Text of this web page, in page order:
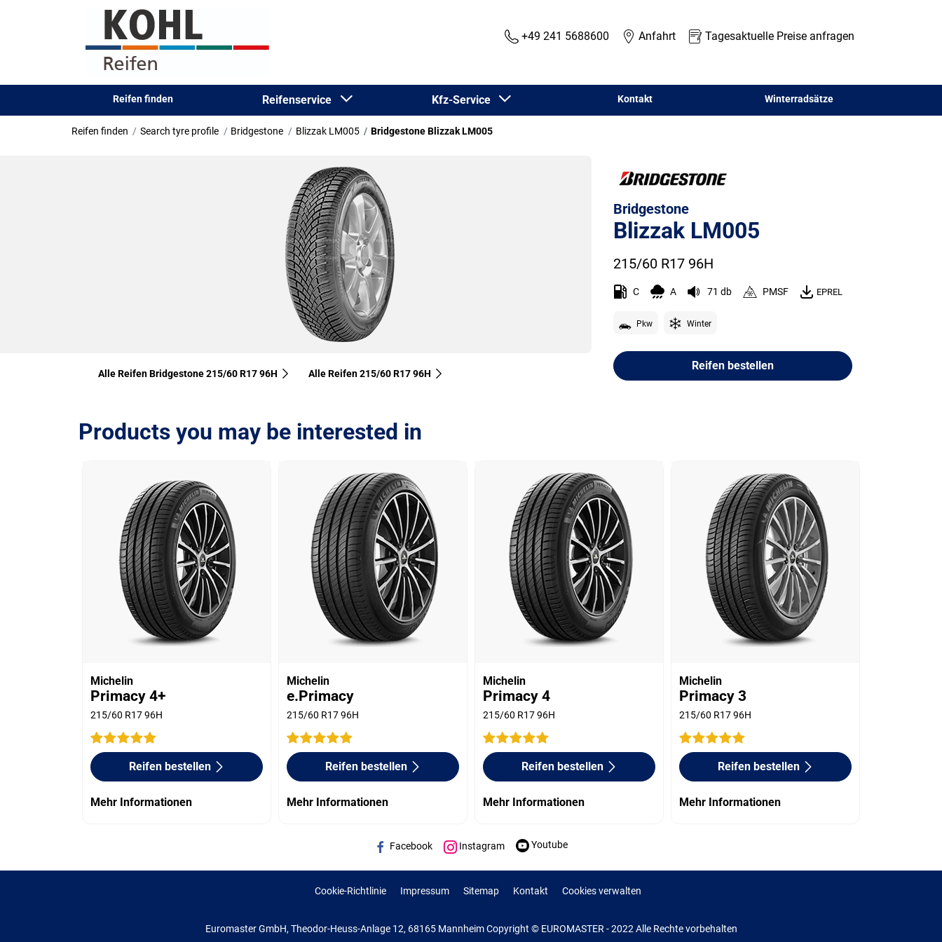
+49 241 5688600 Anfahrt Tagesaktuelle Preise anfragen
Reifen finden Reifenservice Kfz-Service Kontakt Winterradsätze
Reifen finden Search tyre profile Bridgestone Blizzak LM005 Bridgestone Blizzak LM005
Alle Reifen Bridgestone 215/60 R17 96H Alle Reifen‎ 215/60 R17 96H
Bridgestone
Blizzak LM005
215/60 R17 96H
C A 71 db PMSF EPREL
Pkw Winter
Reifen bestellen
Products you may be interested in
Michelin
Primacy 4+
215/60 R17 96H
Reifen bestellen
Mehr Informationen
Michelin
e.Primacy
215/60 R17 96H
Reifen bestellen
Mehr Informationen
Michelin
Primacy 4
215/60 R17 96H
Reifen bestellen
Mehr Informationen
Michelin
Primacy 3
215/60 R17 96H
Reifen bestellen
Mehr Informationen
Facebook Instagram Youtube
Cookie-Richtlinie Impressum Sitemap Kontakt Cookies verwalten
Euromaster GmbH, Theodor-Heuss-Anlage 12, 68165 Mannheim Copyright © EUROMASTER - 2022 Alle Rechte vorbehalten